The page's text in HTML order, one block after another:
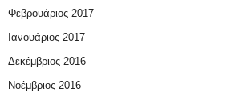
Φεβρουάριος 2017
Ιανουάριος 2017
Δεκέμβριος 2016
Νοέμβριος 2016